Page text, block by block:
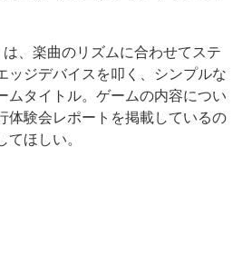
、楽曲のリズムに合わせてステ
ッジデバイスを叩く、シンプルな
ムタイトル。ゲームの内容につい
体験会レポートを掲載しているの
てほしい。